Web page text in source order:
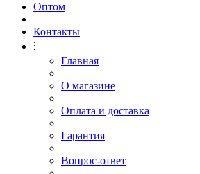
Оптом
Контакты
⫶
Главная
О магазине
Оплата и доставка
Гарантия
Вопрос-ответ